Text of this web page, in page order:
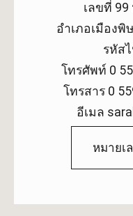
เลขที่
อำเภอเมือง
รหัส
โทรศัพท์ 0
โทรสาร 0
อีเมล
หมายเ